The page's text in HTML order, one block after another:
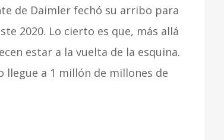
de Daimler fechó su arribo para
2020. Lo cierto es que, más allá
estar a la vuelta de la esquina.
llegue a 1 millón de millones de